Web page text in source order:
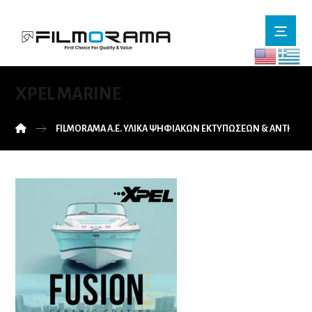
XPEL MARINE
FILMORAMA Α.Ε. ΥΛΙΚΑ ΨΗΦΙΑΚΩΝ ΕΚΤΥΠΩΣΕΩΝ &